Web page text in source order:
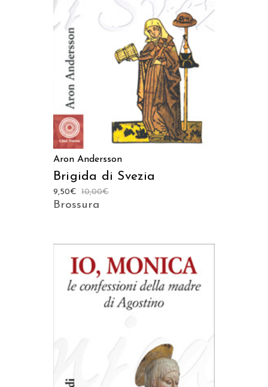
AGGIUNGI AL CARRELLO
Aron Andersson
Brigida di Svezia
10,00€
9,50€
Brossura
AGGIUNGI AL CARRELLO